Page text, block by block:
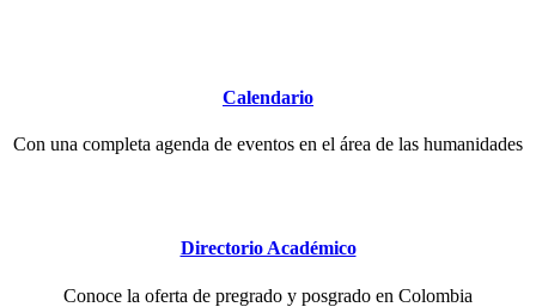
Calendario
Con una completa agenda de eventos en el área de las humanidades
Directorio Académico
Conoce la oferta de pregrado y posgrado en Colombia